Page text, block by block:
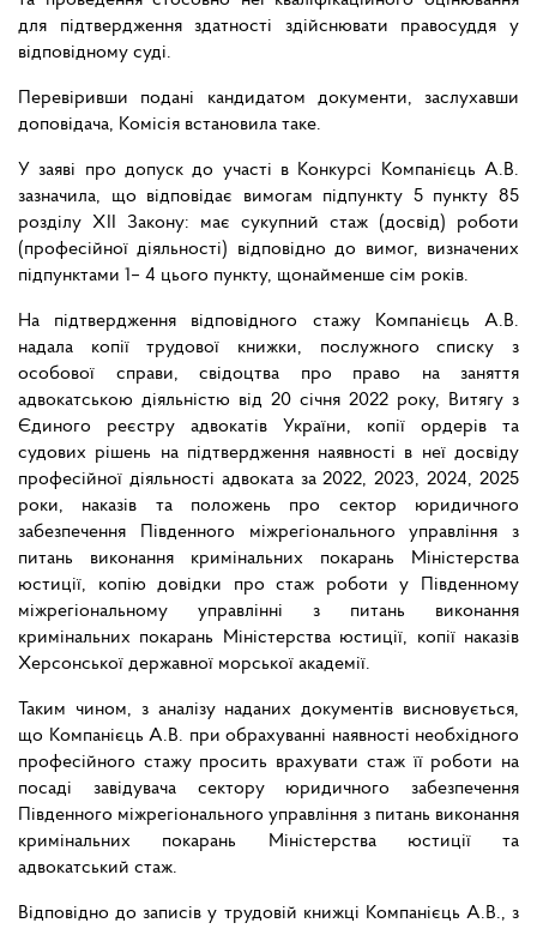
для підтвердження здатності здійснювати правосуддя у
відповідному суді.
Перевіривши подані кандидатом документи, заслухавши
доповідача, Комісія встановила таке.
У заяві про допуск до участі в Конкурсі Компанієць А.В.
зазначила, що відповідає вимогам підпункту 5 пункту 85
розділу ХІІ Закону: має сукупний стаж (досвід) роботи
(професійної діяльності) відповідно до вимог, визначених
підпунктами 1– 4 цього пункту, щонайменше сім років.
На підтвердження відповідного стажу Компанієць А.В.
надала копії трудової книжки, послужного списку з
особової справи, свідоцтва про право на заняття
адвокатською діяльністю від 20 січня 2022 року, Витягу з
Єдиного реєстру адвокатів України, копії ордерів та
судових рішень на підтвердження наявності в неї досвіду
професійної діяльності адвоката за 2022, 2023, 2024, 2025
роки, наказів та положень про сектор юридичного
забезпечення Південного міжрегіонального управління з
питань виконання кримінальних покарань Міністерства
юстиції, копію довідки про стаж роботи у Південному
міжрегіональному управлінні з питань виконання
кримінальних покарань Міністерства юстиції, копії наказів
Херсонської державної морської академії.
Таким чином, з аналізу наданих документів висновується,
що Компанієць А.В. при обрахуванні наявності необхідного
професійного стажу просить врахувати стаж її роботи на
посаді завідувача сектору юридичного забезпечення
Південного міжрегіонального управління з питань виконання
кримінальних покарань Міністерства юстиції та
адвокатський стаж.
Відповідно до записів у трудовій книжці Компанієць А.В., з